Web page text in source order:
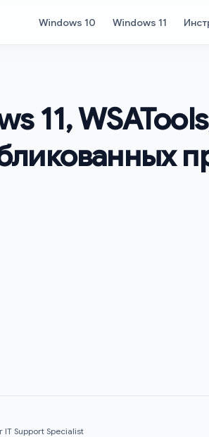
Windows 10 Windows 11
11,
IT Support Specialist